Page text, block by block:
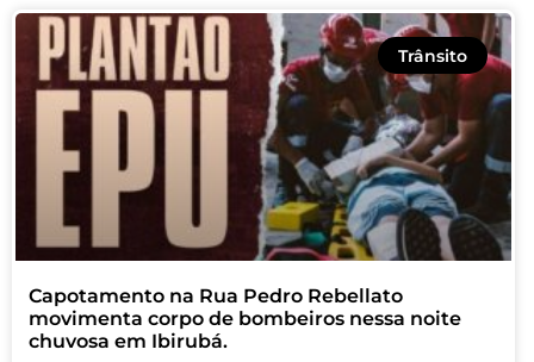
Trânsito
Capotamento na Rua Pedro Rebellato
movimenta corpo de bombeiros nessa noite
chuvosa em Ibirubá.